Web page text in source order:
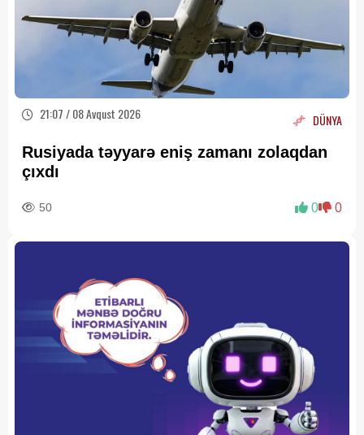
21:07 / 08 Avqust 2026 DÜNYA
Rusiyada təyyarə eniş zamanı zolaqdan
çıxdı
50 0 0